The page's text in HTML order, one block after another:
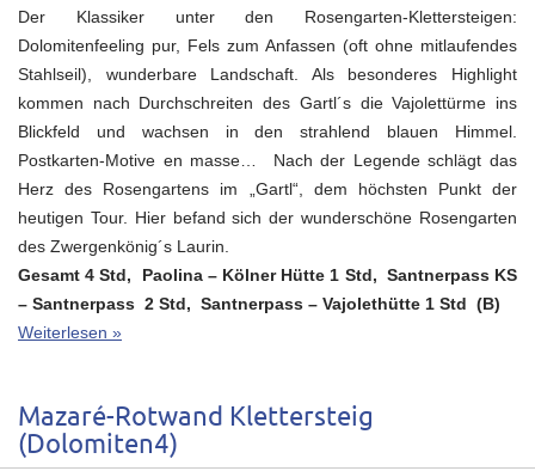
Der Klassiker unter den Rosengarten-Klettersteigen:
Dolomitenfeeling pur, Fels zum Anfassen (oft ohne mitlaufendes
Stahlseil), wunderbare Landschaft. Als besonderes Highlight
kommen nach Durchschreiten des Gartl´s die Vajolettürme ins
Blickfeld und wachsen in den strahlend blauen Himmel.
Postkarten-Motive en masse… Nach der Legende schlägt das
Herz des Rosengartens im „Gartl“, dem höchsten Punkt der
heutigen Tour. Hier befand sich der wunderschöne Rosengarten
des Zwergenkönig´s Laurin.
Gesamt 4 Std, Paolina – Kölner Hütte 1 Std, Santnerpass KS
– Santnerpass 2 Std, Santnerpass – Vajolethütte 1 Std (B)
Weiterlesen »
Mazaré-Rotwand Klettersteig
(Dolomiten4)